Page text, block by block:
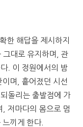
한 해답을 제시하지
그대로 유지하며, 관
. 이 정원에서의 밤
며, 흩어졌던 시선
돌리는 출발점에 가
저마다의 몸으로 멈
끼게 한다.